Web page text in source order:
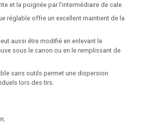
et la poignée par l'intermédiaire de cale.
réglable offre un excellent maintient de la
aussi être modifié en enlevant le
sous le canon ou en le remplissant de
sans outils permet une dispersion
lors des tirs.